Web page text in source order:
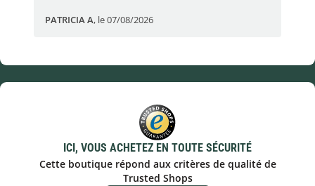
PATRICIA A, le 07/08/2026
ICI, VOUS ACHETEZ EN TOUTE SÉCURITÉ
Cette boutique répond aux critères de qualité de
Trusted Shops